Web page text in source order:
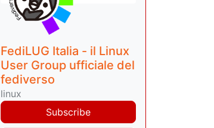
FediLUG Italia - il Linux
User Group ufficiale del
fediverso
linux
Subscribe